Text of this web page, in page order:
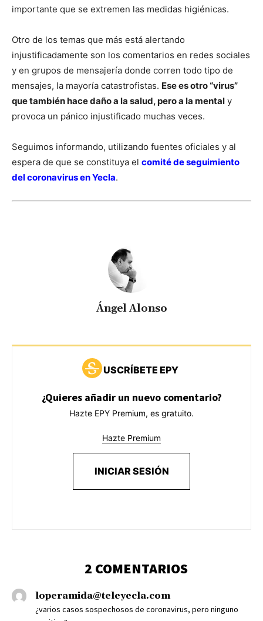
importante que se extremen las medidas higiénicas.
Otro de los temas que más está alertando
injustificadamente son los comentarios en redes sociales
y en grupos de mensajería donde corren todo tipo de
mensajes, la mayoría catastrofistas. Ese es otro “virus”
que también hace daño a la salud, pero a la mental y
provoca un pánico injustificado muchas veces.
Seguimos informando, utilizando fuentes oficiales y al
espera de que se constituya el comité de seguimiento
del coronavirus en Yecla.
Ángel Alonso
USCRÍBETE EPY
¿Quieres añadir un nuevo comentario?
Hazte EPY Premium, es gratuito.
Hazte Premium
INICIAR SESIÓN
2 COMENTARIOS
loperamida@teleyecla.com
¿varios casos sospechosos de coronavirus, pero ninguno